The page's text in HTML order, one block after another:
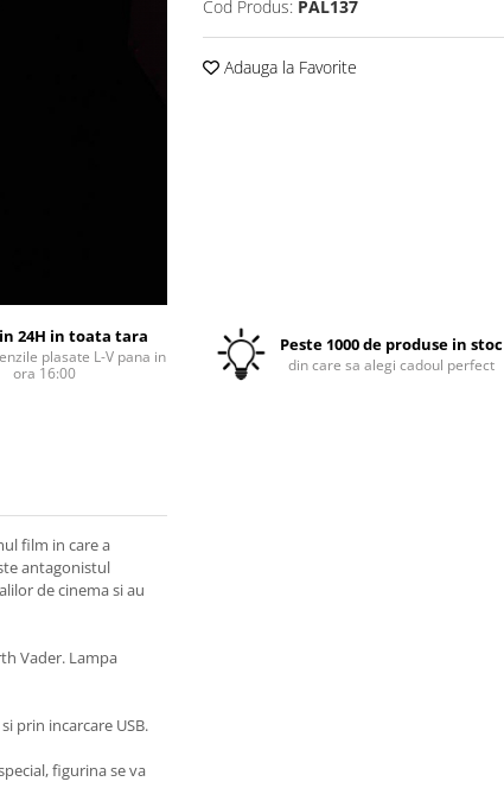
Cod Produs: PAL137
Adauga la Favorite
24H in toata tara
plasate L-V pana in
ora 16:00
Peste 1000 de produse in stoc
din care sa alegi cadoul perfect
film in care a
antagonistul
de cinema si au
Vader. Lampa
prin incarcare USB.
figurina se va